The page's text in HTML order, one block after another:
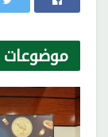
موضوعات